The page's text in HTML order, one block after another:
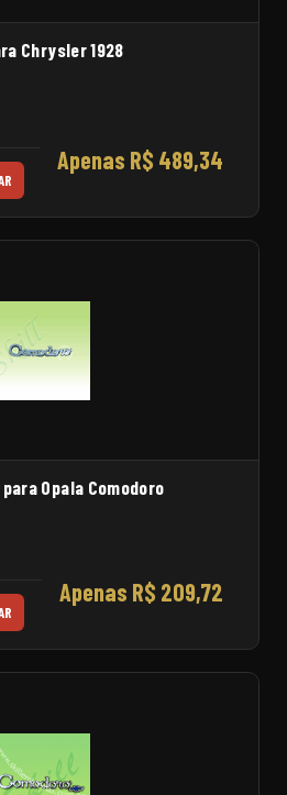
Chrysler 1928
Apenas R$ 489,34
Opala Comodoro
Apenas R$ 209,72